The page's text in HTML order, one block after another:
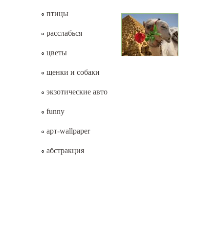
птицы
расслабься
цветы
щенки и собаки
экзотические авто
funny
арт-wallpaper
абстракция